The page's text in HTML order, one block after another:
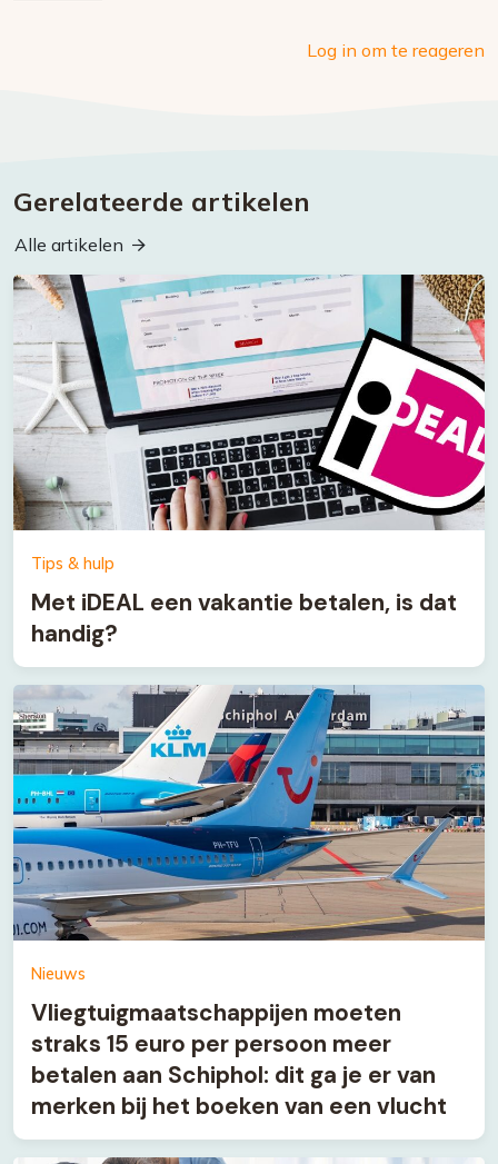
Log in om te reageren
Gerelateerde artikelen
Alle artikelen
Tips & hulp
Met iDEAL een vakantie betalen, is dat
handig?
Nieuws
Vliegtuigmaatschappijen moeten
straks 15 euro per persoon meer
betalen aan Schiphol: dit ga je er van
merken bij het boeken van een vlucht